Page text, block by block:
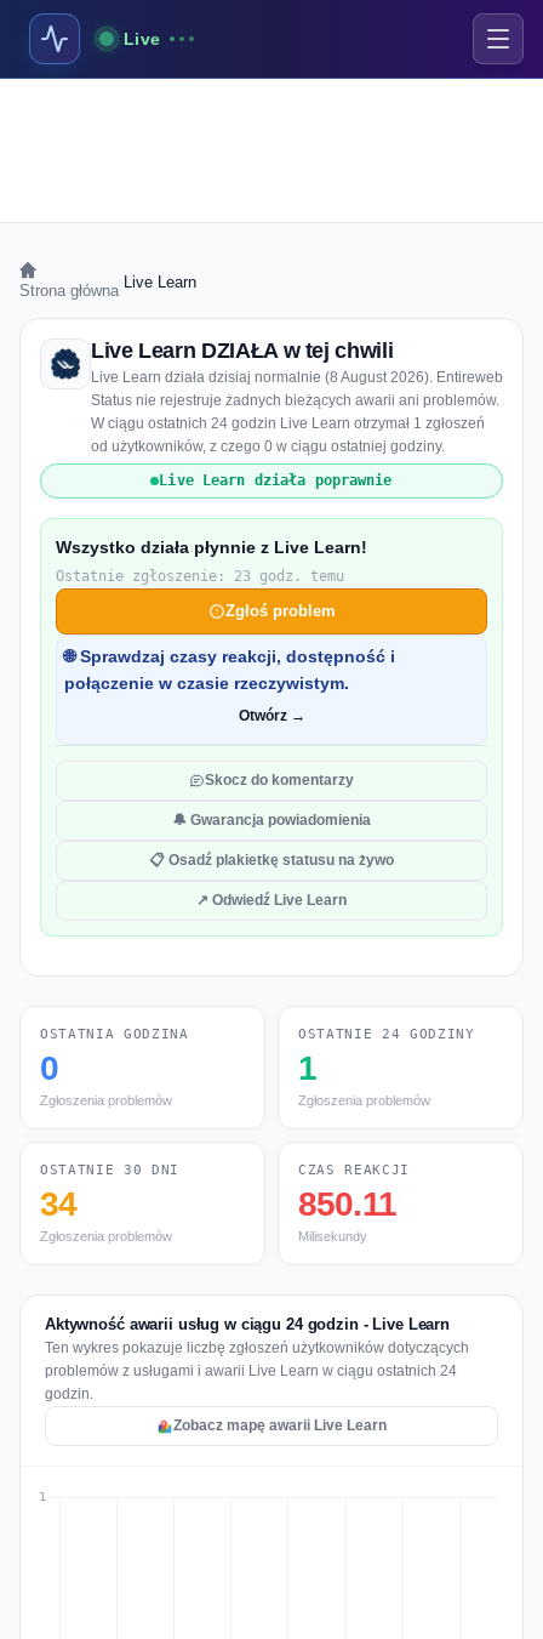
Live
Strona główna Live Learn
Live Learn DZIAŁA w tej chwili
Live Learn działa dzisiaj normalnie (8 August 2026). Entireweb
Status nie rejestruje żadnych bieżących awarii ani problemów.
W ciągu ostatnich 24 godzin Live Learn otrzymał 1 zgłoszeń
od użytkowników, z czego 0 w ciągu ostatniej godziny.
Live Learn działa poprawnie
Wszystko działa płynnie z Live Learn!
Ostatnie zgłoszenie: 23 godz. temu
Zgłoś problem
🌐 Sprawdzaj czasy reakcji, dostępność i
połączenie w czasie rzeczywistym.
Otwórz →
Skocz do komentarzy
🔔 Gwarancja powiadomienia
📋 Osadź plakietkę statusu na żywo
↗ Odwiedź Live Learn
OSTATNIA GODZINA
0
Zgłoszenia problemów
OSTATNIE 24 GODZINY
1
Zgłoszenia problemów
OSTATNIE 30 DNI
34
Zgłoszenia problemów
CZAS REAKCJI
850.11
Milisekundy
Aktywność awarii usług w ciągu 24 godzin - Live Learn
Ten wykres pokazuje liczbę zgłoszeń użytkowników dotyczących
problemów z usługami i awarii Live Learn w ciągu ostatnich 24
godzin.
Zobacz mapę awarii Live Learn